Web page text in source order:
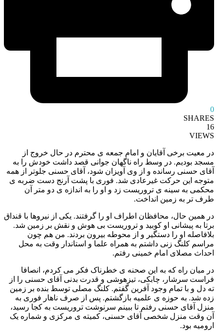
0
SHARES
16
VIEWS
در معیت برخی آقایان و امام جمعه ی محترم در حال خروج از
مسجد بودیم. در وسط راه ناگهان جوانی قصد داشت خودش را به
آقای حسنی رسانده و از وی آویزان شود، آقای حسنی جلوتر از همه
متوجه این حرکت غیرعادی شد. فوری با پشت آرنج دست ضربه ی
محکمی به سینه ی تروریست زد و او را به اندازه ی دو متر آن
طرف تر به زمین انداخت.
در همین حال، محافظان اطراف او را گرفتند. یکی از نیروها با قنداق
برتا به پیشانی او کوبید و تروریست بی هوش و نقش بر زمین شد.
بلافاصله او را دستگیر و از محوطه بیرون بردند. من هم چون
مراسم کلنگ زنی داشتم به همراه علما و استاندار وقت به محل
احداث مصلای امام خمینی رفتم.
در میان راه که به این صحنه ی خطرناک فکر می کردم، انصافا
فراست سرشار، چابکی، تیزهوشی و قدرت بدنی آقای حسنی را از
ته دل و با تمام وجود آفرین گفتم. کلنگ مصلی توسط بنده بر زمین
زده شد. به حوزه ی علمیه بازگشتم. پس از صرف ناهار فوری به
منزل آقای حسنی رفتم تا ببینم سرنوشت تروریست به کجا رسید،
آن وقت منزل شخصی آقای حسنی، کمیته ی مرکزی و شماره یک
ارومیه بود.